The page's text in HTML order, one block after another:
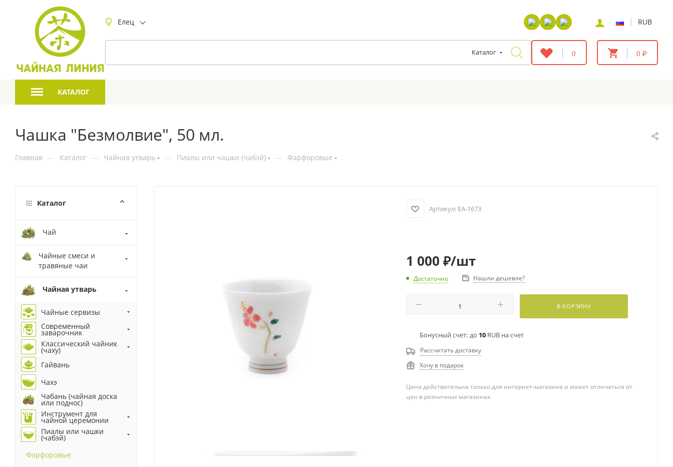
Елец | RUB
Каталог 0 0 ₽
КАТАЛОГ
Чашка "Безмолвие", 50 мл.
Главная — Каталог — Чайная утварь — Пиалы или чашки (чабэй) — Фарфоровые
Артикул: EA-1673
1 000 ₽/шт
Достаточно Нашли дешевле?
В КОРЗИНУ
Бонусный счет: до 10RUB на счет
Рассчитать доставку
Хочу в подарок
Цена действительна только для интернет-магазина и может отличаться от
цен в розничных магазинах
Каталог
Чай
Чайные смеси и
травяные чаи
Чайная утварь
Чайные сервизы
Современный
заварочник
Классический чайник
(чаху)
Гайвань
Чахэ
Чабань (чайная доска
или поднос)
Инструмент для
чайной церемонии
Пиалы или чашки
(чабэй)
Фарфоровые